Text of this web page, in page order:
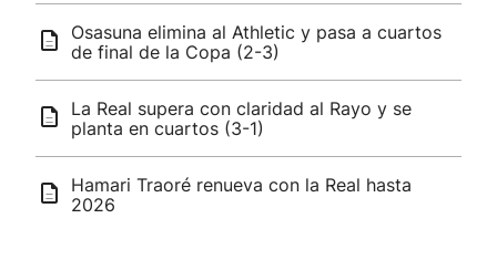
Osasuna elimina al Athletic y pasa a cuartos
de final de la Copa (2-3)
La Real supera con claridad al Rayo y se
planta en cuartos (3-1)
Hamari Traoré renueva con la Real hasta
2026